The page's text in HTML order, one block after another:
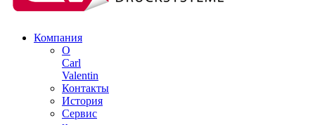
Компания
О
Carl
Valentin
Контакты
История
Сервис